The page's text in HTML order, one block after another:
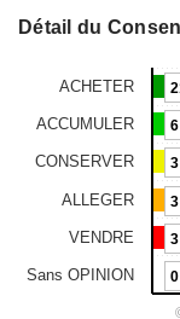
Détail du